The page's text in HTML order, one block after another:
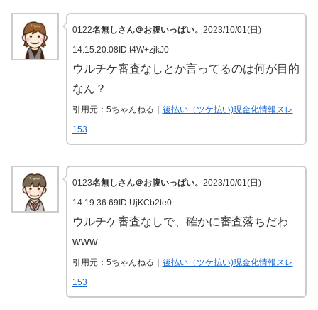
0122名無しさん＠お腹いっぱい。 2023/10/01(日)
14:15:20.08ID:t4W+zjkJ0
ウルチケ審査なしとか言ってるのは何が目的
なん？
引用元：5ちゃんねる｜ 後払い（ツケ払い)現金化情報スレ
153
0123名無しさん＠お腹いっぱい。 2023/10/01(日)
14:19:36.69ID:UjKCb2te0
ウルチケ審査なしで、確かに審査落ちだわ
www
引用元：5ちゃんねる｜ 後払い（ツケ払い)現金化情報スレ
153